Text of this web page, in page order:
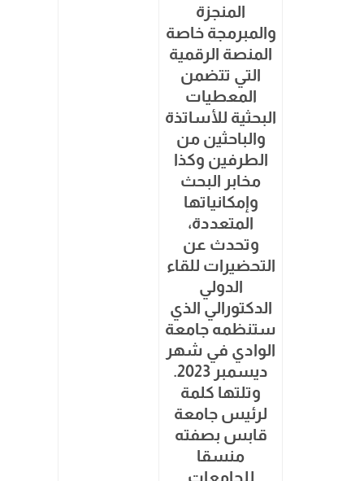
المنجزة
والمبرمجة خاصة
المنصة الرقمية
التي تتضمن
المعطيات
البحثية للأساتذة
والباحثين من
الطرفين وكذا
مخابر البحث
وإمكانياتها
المتعددة،
وتحدث عن
التحضيرات للقاء
الدولي
الدكتورالي الذي
ستنظمه جامعة
الوادي في شهر
ديسمبر 2023.
وتلتها كلمة
لرئيس جامعة
قابس بصفته
منسقا
للجامعات